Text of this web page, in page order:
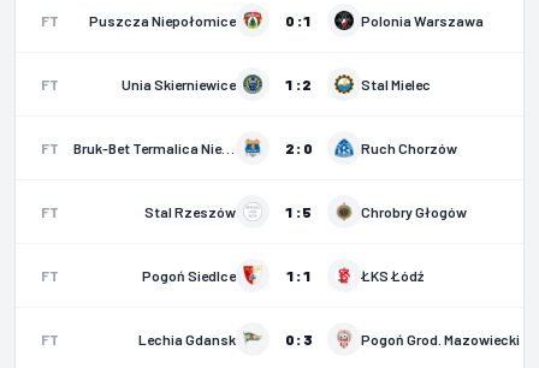
FT Puszcza Niepołomice 0 : 1 Polonia Warszawa
FT Unia Skierniewice 1 : 2 Stal Mielec
FT Bruk-Bet Termalica Nieciecza 2 : 0 Ruch Chorzów
FT Stal Rzeszów 1 : 5 Chrobry Głogów
FT Pogoń Siedlce 1 : 1 ŁKS Łódź
FT Lechia Gdansk 0 : 3 Pogoń Grod. Mazowiecki